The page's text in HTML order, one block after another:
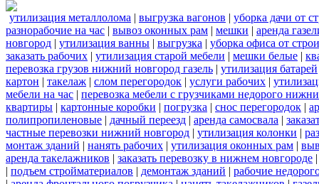
утилизация металлолома | выгрузка вагонов | уборка дачи от
разнорабочие на час | вывоз оконных рам | мешки | аренда
новгород | утилизация ванны | выгрузка | уборка офиса от
заказать рабочих | утилизация старой мебели | мешки белые |
перевозка грузов нижний новгород газель | утилизация батарей
картон | такелаж | слом перегородок | услуги рабочих |
мебели на час | перевозка мебели с грузчиками недорого
квартиры | картонные коробки | погрузка | снос перегородок |
полипропиленовые | дачный переезд | аренда самосвала |
частные перевозки нижний новгород | утилизация колонки |
монтаж зданий | нанять рабочих | утилизация оконных рам |
аренда такелажников | заказать перевозку в нижнем новгороде
| подъем стройматериалов | демонтаж зданий | рабочие